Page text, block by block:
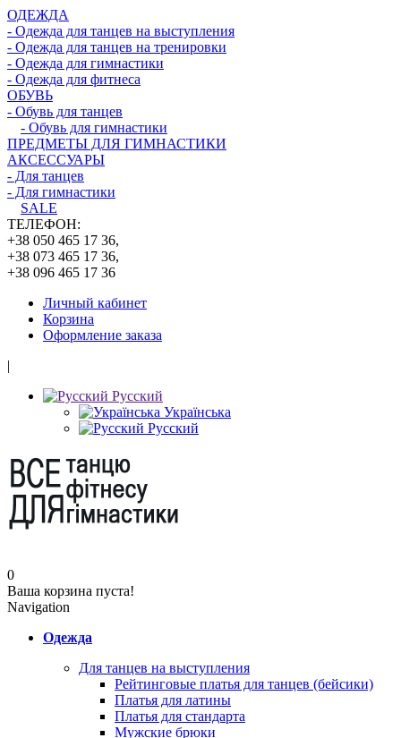
ОДЕЖДА
- Одежда для танцев на выступления
- Одежда для танцев на тренировки
- Одежда для гимнастики
- Одежда для фитнеса
ОБУВЬ
- Обувь для танцев
- Обувь для гимнастики
ПРЕДМЕТЫ ДЛЯ ГИМНАСТИКИ
АКСЕССУАРЫ
- Для танцев
- Для гимнастики
SALE
ТЕЛЕФОН:
+38 050 465 17 36,
+38 073 465 17 36,
+38 096 465 17 36
Личный кабинет
Корзина
Оформление заказа
|
Русский
Українська
Русский
0
Ваша корзина пуста!
Navigation
Одежда
Для танцев на выступления
Рейтинговые платья для танцев (бейсики)
Платья для латины
Платья для стандарта
Мужские брюки